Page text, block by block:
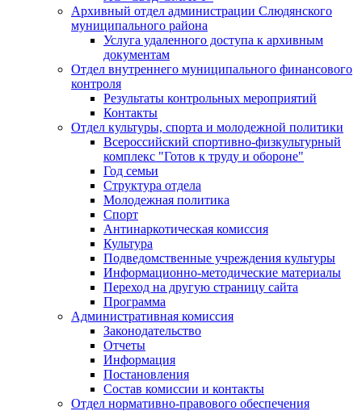
Архивный отдел администрации Слюдянского
муниципального района
Услуга удаленного доступа к архивным
документам
Отдел внутреннего муниципального финансового
контроля
Результаты контрольных мероприятий
Контакты
Отдел культуры, спорта и молодежной политики
Всероссийский спортивно-физкультурный
комплекс "Готов к труду и обороне"
Год семьи
Структура отдела
Молодежная политика
Спорт
Антинаркотическая комиссия
Культура
Подведомственные учреждения культуры
Информационно-методические материалы
Переход на другую страницу сайта
Программа
Административная комиссия
Законодательство
Отчеты
Информация
Постановления
Состав комиссии и контакты
Отдел нормативно-правового обеспечения